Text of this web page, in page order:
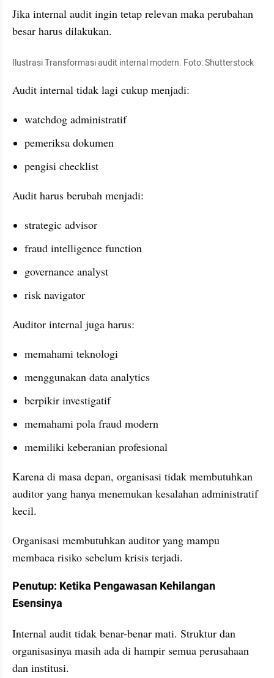
Jika internal audit ingin tetap relevan maka perubahan
besar harus dilakukan.
Ilustrasi Transformasi audit internal modern. Foto: Shutterstock
Audit internal tidak lagi cukup menjadi:
watchdog administratif
pemeriksa dokumen
pengisi checklist
Audit harus berubah menjadi:
strategic advisor
fraud intelligence function
governance analyst
risk navigator
Auditor internal juga harus:
memahami teknologi
menggunakan data analytics
berpikir investigatif
memahami pola fraud modern
memiliki keberanian profesional
Karena di masa depan, organisasi tidak membutuhkan
auditor yang hanya menemukan kesalahan administratif
kecil.
Organisasi membutuhkan auditor yang mampu
membaca risiko sebelum krisis terjadi.
Penutup: Ketika Pengawasan Kehilangan
Esensinya
Internal audit tidak benar-benar mati. Struktur dan
organisasinya masih ada di hampir semua perusahaan
dan institusi.